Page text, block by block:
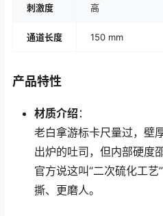
刺激度 高
通道长度 150 mm
产品特性
材质介绍 ：
老白拿游标卡尺量过，壁
出炉的吐司，但内部硬度
官方说这叫“二次硫化工
撕、更磨人。